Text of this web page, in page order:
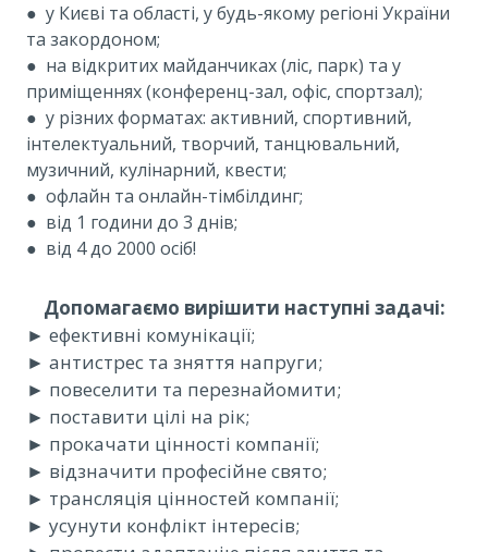
● у Києві та області, у будь-якому регіоні України
та закордоном;
● на відкритих майданчиках (ліс, парк) та у
приміщеннях (конференц-зал, офіс, спортзал);
● у різних форматах: активний, спортивний,
інтелектуальний, творчий, танцювальний,
музичний, кулінарний, квести;
● офлайн та онлайн-тімбілдинг;
● від 1 години до 3 днів;
● від 4 до 2000 осіб!
Допомагаємо вирішити наступні задачі:
► ефективні комунікації;
► антистрес та зняття напруги;
► повеселити та перезнайомити;
► поставити цілі на рік;
► прокачати цінності компанії;
► відзначити професійне свято;
► трансляція цінностей компанії;
► усунути конфлікт інтересів;